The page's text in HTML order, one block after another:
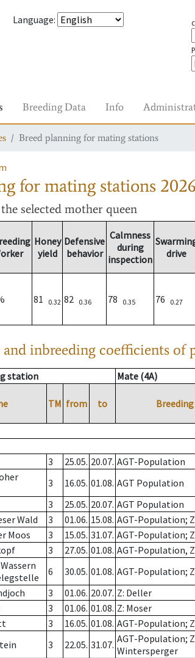
Language:
Breeding Data Info
Breed planning for mating stations
for mating stations 2026
selected mother queen
Honey
yield
Defensive
behavior
Calmness
during
inspection
drive
81 0.32 82 0.36 78 0.35 76 0.27
and inbreeding coefficients of
station Mate (4A)
TM from to
3 25.05. 20.07. AGT-Population
3 16.05. 01.08. AGT Population
3 25.05. 20.07. AGT Population
Wald 3 01.06. 15.08. AGT-Population;
Moos 3 15.05. 31.07. AGT-Population;
3 27.05. 01.08. AGT-Population,
6 30.05. 01.08. AGT-Population;
3 01.06. 20.07. Z: Deller
3 01.06. 01.08. Z: Moser
3 16.05. 01.08. AGT-Population;
3 22.05. 31.07. AGT-Population;
Wintersperger